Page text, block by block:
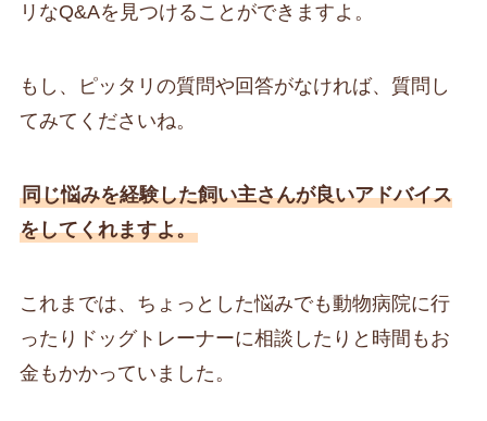
リなQ&Aを見つけることができますよ。
もし、ピッタリの質問や回答がなければ、質問し
てみてくださいね。
同じ悩みを経験した飼い主さんが良いアドバイス
をしてくれますよ。
これまでは、ちょっとした悩みでも動物病院に行
ったりドッグトレーナーに相談したりと時間もお
金もかかっていました。